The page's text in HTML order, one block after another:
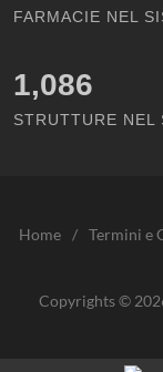
FARMACIE NEL
1,086
STRUTTURE NEL
Home / Termini e
Copyrights ©